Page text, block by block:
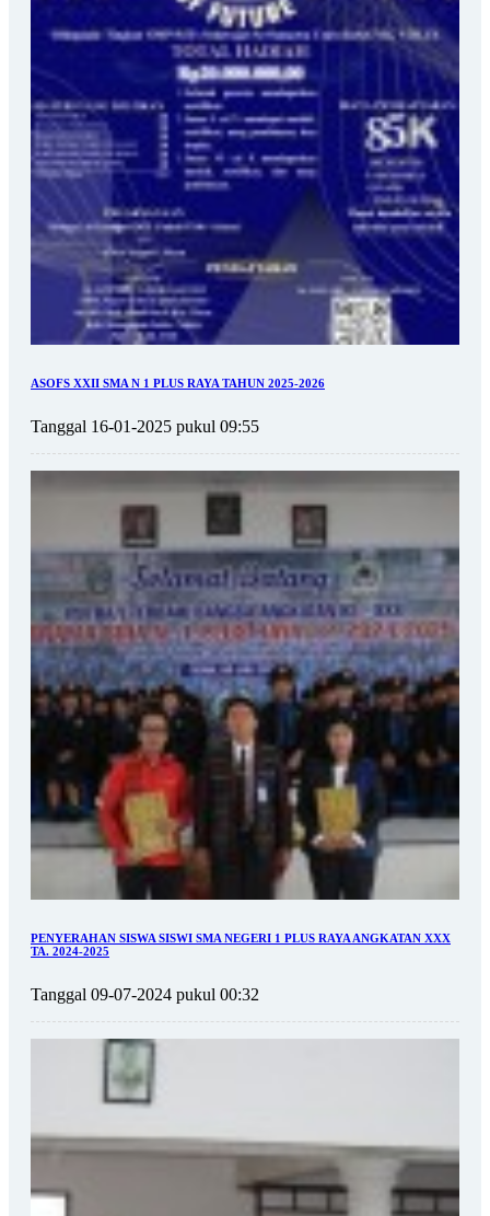
ASOFS XXII SMA N 1 PLUS RAYA TAHUN 2025-2026
Tanggal 16-01-2025 pukul 09:55
PENYERAHAN SISWA SISWI SMA NEGERI 1 PLUS RAYA ANGKATAN XXX
TA. 2024-2025
Tanggal 09-07-2024 pukul 00:32